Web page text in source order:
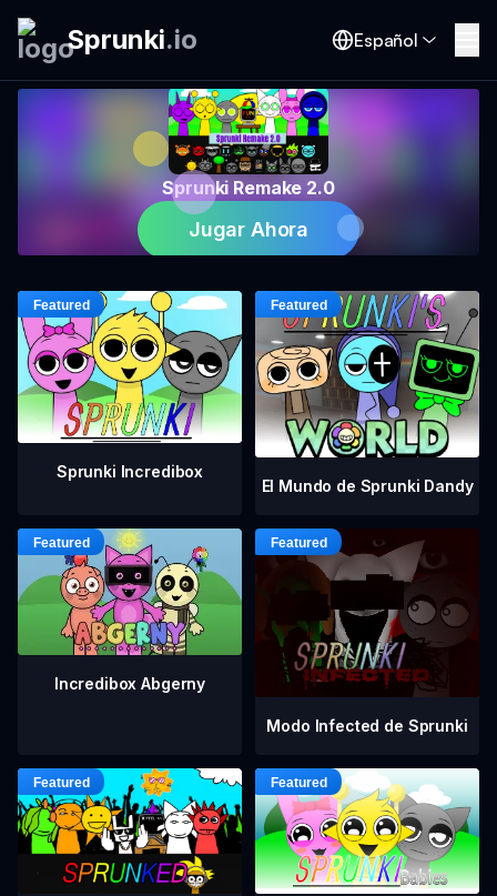
Sprunki.io Español
Sprunki Remake 2.0
Jugar Ahora
Sprunki Incredibox
El Mundo de Sprunki Dandy
Incredibox Abgerny
Modo Infected de Sprunki